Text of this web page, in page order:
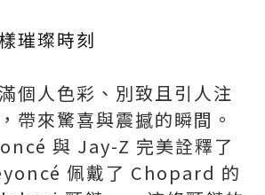
璀璨時刻
個人色彩、別致且引人注
帶來驚喜與震撼的瞬間。
與 Jay-Z 完美詮釋了
佩戴了 Chopard 的